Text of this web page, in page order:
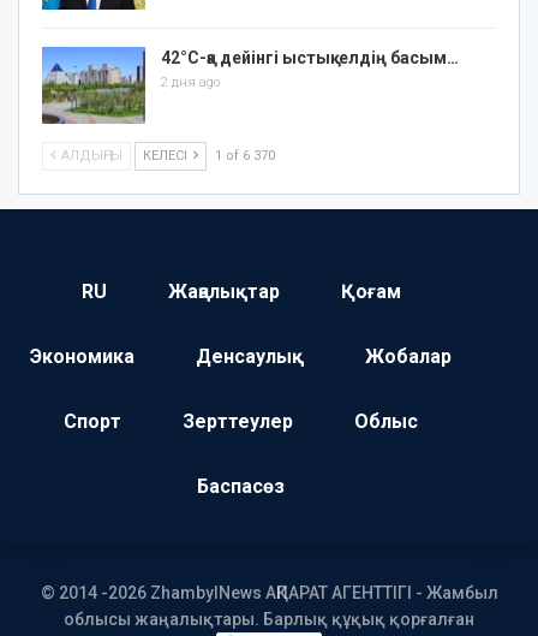
42°C-қа дейінгі ыстық: елдің басым…
2 дня ago
АЛДЫҢҒЫ КЕЛЕСІ 1 of 6 370
RU Жаңалықтар Қоғам
Экономика Денсаулық Жобалар
Спорт Зерттеулер Облыс
Баспасөз
© 2014 -2026 ZhambylNews АҚПАРАТ АГЕНТТІГІ - Жамбыл
облысы жаңалықтары. Барлық құқық қорғалған